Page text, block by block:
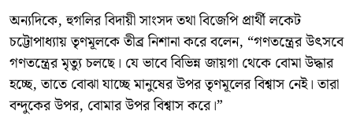
অন্যদিকে, হুগলির বিদায়ী সাংসদ তথা বিজেপি প্রার্থী লকেট
চট্টোপাধ্যায় তৃণমূলকে তীব্র নিশানা করে বলেন, “গণতন্ত্রের উৎসবে
গণতন্ত্রের মৃত্যু চলছে। যে ভাবে বিভিন্ন জায়গা থেকে বোমা উদ্ধার
হচ্ছে, তাতে বোঝা যাচ্ছে মানুষের উপর তৃণমূলের বিশ্বাস নেই। তারা
বন্দুকের উপর, বোমার উপর বিশ্বাস করে।”